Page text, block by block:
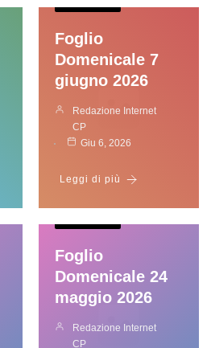
Foglio
Domenicale 7
giugno 2026
Redazione Internet
CP
Giu 6, 2026
Leggi di più
Foglio
Domenicale 24
maggio 2026
Redazione Internet
CP